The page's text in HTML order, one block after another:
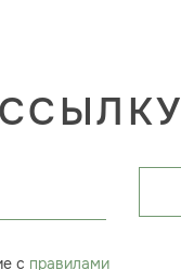
с правилами